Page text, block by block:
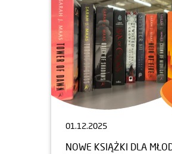
01.12.2025
NOWE KSIĄŻKI DLA